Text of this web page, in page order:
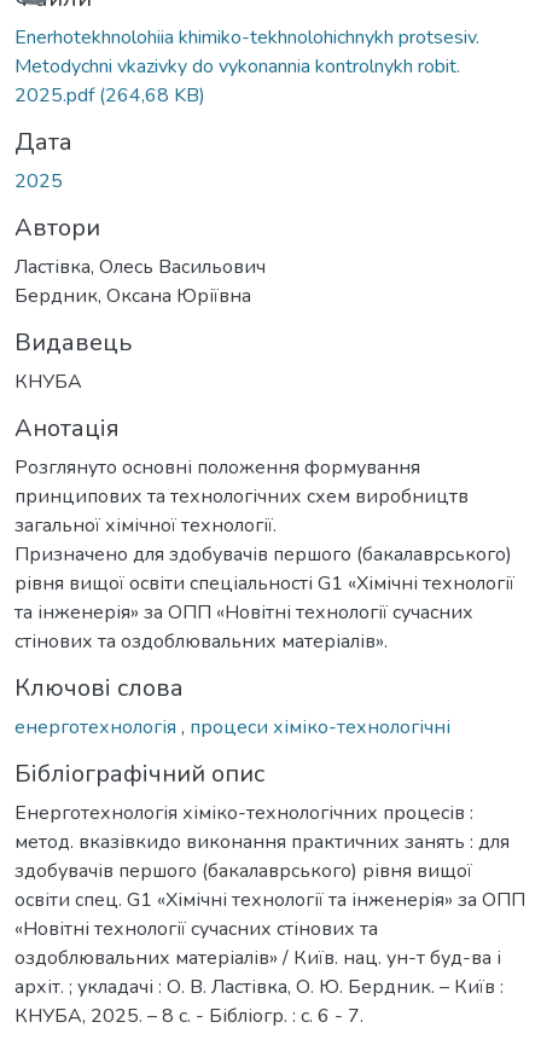
Enerhotekhnolohiia khimiko-tekhnolohichnykh protsesiv.
Metodychni vkazivky do vykonannia kontrolnykh robit.
2025.pdf(264,68 KB)
Дата
2025
Автори
Ластівка, Олесь Васильович
Бердник, Оксана Юріївна
Видавець
КНУБА
Анотація
Розглянуто основні положення формування
принципових та технологічних схем виробництв
загальної хімічної технології.
Призначено для здобувачів першого (бакалаврського)
рівня вищої освіти спеціальності G1 «Хімічні технології
та інженерія» за ОПП «Новітні технології сучасних
стінових та оздоблювальних матеріалів».
Ключові слова
енерготехнологія , процеси хіміко-технологічні
Бібліографічний опис
Енерготехнологія хіміко-технологічних процесів :
мeтод. вказівкидо виконання практичних занять : для
здобувачів першого (бакалаврського) рівня вищої
освіти спец. G1 «Хімічні технології та інженерія» за ОПП
«Новітні технології сучасних стінових та
оздоблювальних матеріалів» / Київ. нац. ун-т буд-ва і
архіт. ; укладачі : О. В. Ластівка, О. Ю. Бердник. – Київ :
КНУБА, 2025. – 8 с. - Бібліогр. : с. 6 - 7.